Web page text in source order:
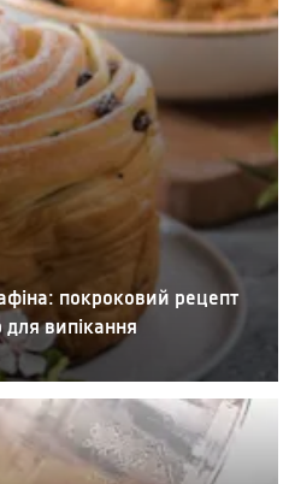
покроковий рецепт
для випікання